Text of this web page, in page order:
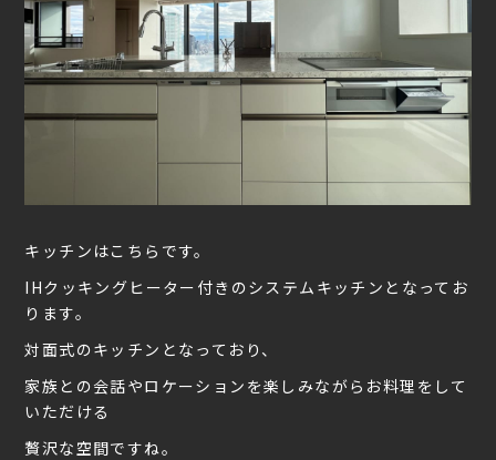
キッチンはこちらです。
IHクッキングヒーター付きのシステムキッチンとなってお
ります。
対面式のキッチンとなっており、
家族との会話やロケーションを楽しみながらお料理をして
いただける
贅沢な空間ですね。